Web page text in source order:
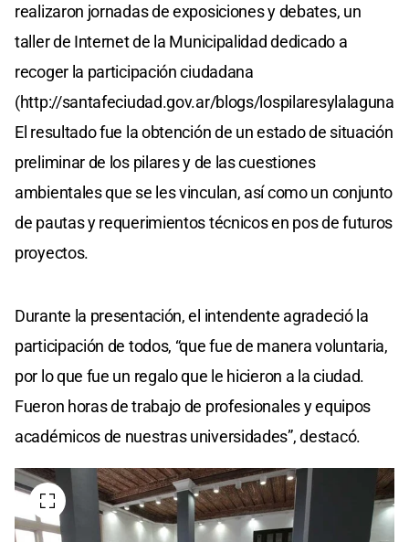
realizaron jornadas de exposiciones y debates, un
taller de Internet de la Municipalidad dedicado a
recoger la participación ciudadana
(http://santafeciudad.gov.ar/blogs/lospilaresylalaguna/).
El resultado fue la obtención de un estado de situación
preliminar de los pilares y de las cuestiones
ambientales que se les vinculan, así como un conjunto
de pautas y requerimientos técnicos en pos de futuros
proyectos.
Durante la presentación, el intendente agradeció la
participación de todos, “que fue de manera voluntaria,
por lo que fue un regalo que le hicieron a la ciudad.
Fueron horas de trabajo de profesionales y equipos
académicos de nuestras universidades”, destacó.